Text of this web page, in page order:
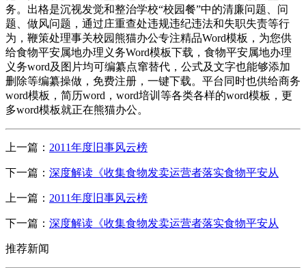
务。出格是沉视发觉和整治学校“校园餐”中的清廉问题、问
题、做风问题，通过庄重查处违规违纪违法和失职失责等行
为，鞭策处理事关校园熊猫办公专注精品Word模板，为您供
给食物平安属地办理义务Word模板下载，食物平安属地办理
义务word及图片均可编纂点窜替代，公式及文字也能够添加
删除等编纂操做，免费注册，一键下载。平台同时也供给商务
word模板，简历word，word培训等各类各样的word模板，更
多word模板就正在熊猫办公。
上一篇： 2011年度旧事风云榜
下一篇： 深度解读《收集食物发卖运营者落实食物平安从
上一篇： 2011年度旧事风云榜
下一篇： 深度解读《收集食物发卖运营者落实食物平安从
推荐新闻